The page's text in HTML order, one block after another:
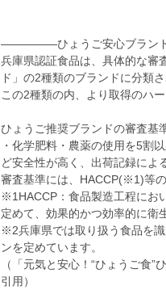
―――――ひょうご安心ブラ
兵庫県認証食品は、具体的な審
ド」の2種類のブランドに分類さ
この2種類の内、より取得のハ
ひょうご推奨ブランドの審査基
・化学肥料・農薬の使用を5割
ど安全性が高く、出荷記録によ
審査基準には、HACCP(※1)等
※1HACCP：食品製造工程にお
定めて、効果的かつ効率的に衛
※2兵庫県では取り扱う食品を
ンを定めています。
（「元気と安心！“ひょうご食
引用）